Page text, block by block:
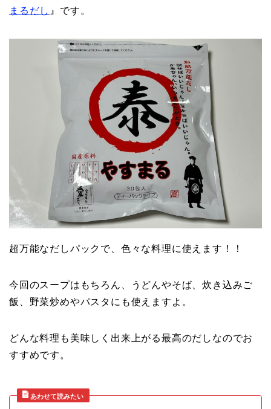
まるだし 』です。
超万能なだしパックで、色々な料理に使えます！！
今回のスープはもちろん、うどんやそば、炊き込みご
飯、野菜炒めやパスタにも使えますよ。
どんな料理も美味しく出来上がる最高のだしなのでお
すすめです。